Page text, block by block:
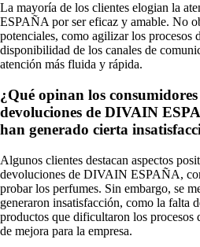
La mayoría de los clientes elogian la
ESPAÑA por ser eficaz y amable. No
potenciales, como agilizar los procesos
disponibilidad de los canales de
atención más fluida y rápida.
¿Qué opinan los
devoluciones de DIVAIN
han generado cierta
Algunos clientes destacan aspectos
devoluciones de DIVAIN ESPAÑA,
probar los perfumes. Sin embargo, se
generaron insatisfacción, como la falta
productos que dificultaron los procesos
de mejora para la empresa.